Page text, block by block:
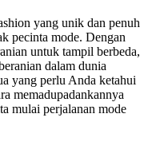
yang unik dan penuh
pecinta mode. Dengan
untuk tampil berbeda,
dalam dunia
yang perlu Anda ketahui
memadupadankannya
mulai perjalanan mode